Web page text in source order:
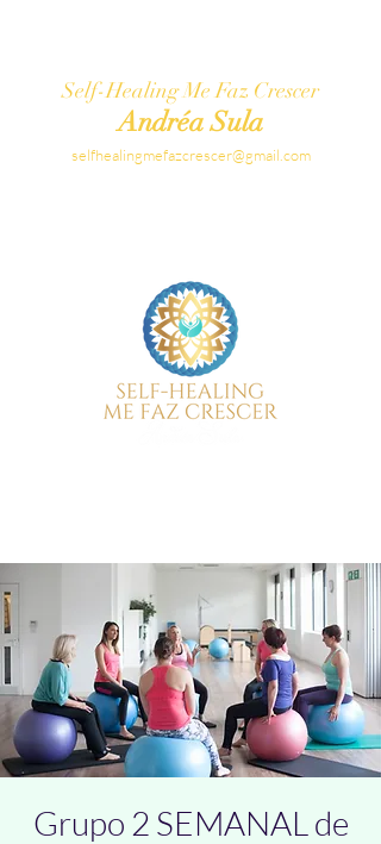
Self-Healing Me Faz Crescer
Andréa Sula
selfhealingmefazcrescer@gmail.com
Grupo 2 SEMANAL de